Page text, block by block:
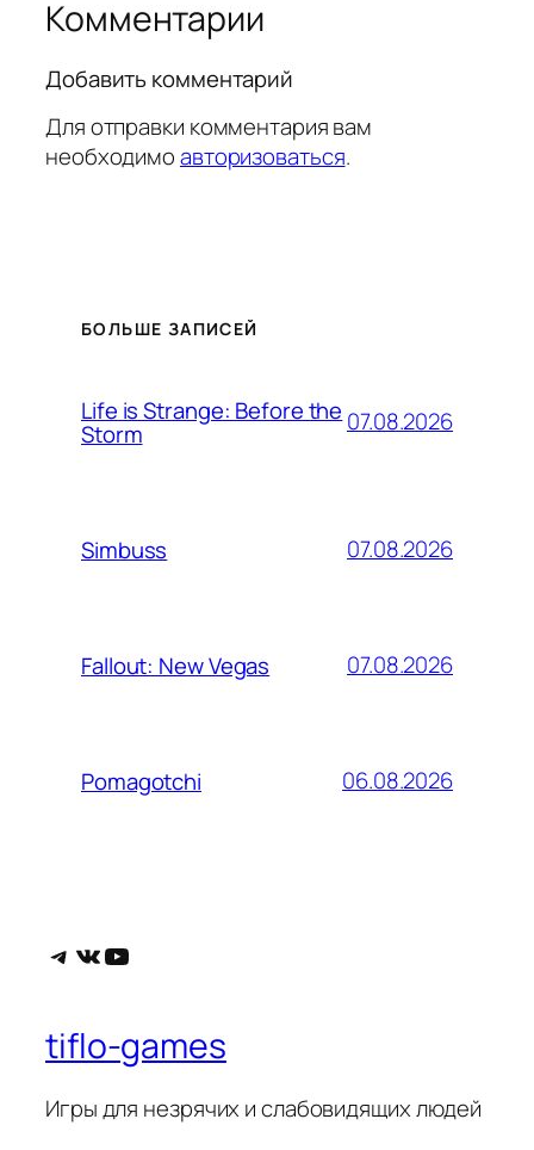
Комментарии
Добавить комментарий
Для отправки комментария вам
необходимоавторизоваться.
БОЛЬШЕ ЗАПИСЕЙ
Life is Strange: Before the
Storm 07.08.2026
Simbuss 07.08.2026
Fallout: New Vegas 07.08.2026
Pomagotchi 06.08.2026
Telegram
ВКонтакте
YouTube
tiflo-games
Игры для незрячих и слабовидящих людей